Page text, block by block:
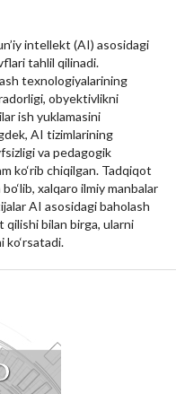
intellekt (AI) asosidagi
tahlil qilinadi.
texnologiyalarining
obyektivlikni
ish yuklamasini
AI tizimlarining
va pedagogik
ko‘rib chiqilgan. Tadqiqot
xalqaro ilmiy manbalar
AI asosidagi baholash
qilishi bilan birga, ularni